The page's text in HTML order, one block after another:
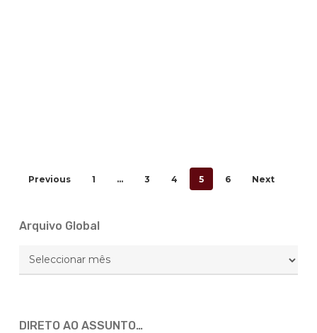
Previous 1 … 3 4 5 6 Next
Arquivo Global
Arquivo
DIRETO AO ASSUNTO…